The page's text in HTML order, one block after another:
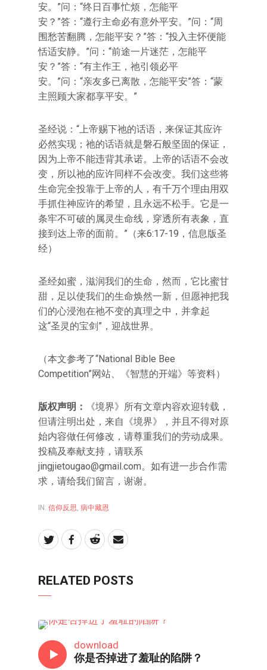
安。”问：“终日百事忙烦，怎能平
安？”答：“遵行主命必有意外平安。”问：“周
围愁苦翻腾，怎能平安？”答：“投入主怀便能
恬适安静。”问：“前途一片迷茫，怎能平
安？”答：“有主作王，祂引领必平
安。”问：“亲友多已离散，怎能平安”答：“蒙
主照顾大家都享平安。”
圣经说：“上帝赐下祂的话语，来保证其应许
必然实现；祂的话语就是磐石般坚固的保证，
因为上帝不能违背其承诺。上帝的话语不会改
变，所以祂的应许同样不会改变。我们这些将
生命完全投靠于上帝的人，有千万个理由用双
手抓住神应许的希望，且永远不松手。它是一
条牢不可破的属灵生命线，穿透所有表象，直
接到达上帝的面前。”（来6:17-19，信息版圣
经）
圣经如蜜，滋润我们的生命，然而，它比蜜甘
甜，足以使我们的生命焕然一新，但愿神把我
们的心浸泡在祂不变的真理之中，并拿起
这“圣灵的宝剑”，迎战世界。
（本文参考了“National Bible Bee
Competition”网站、《智慧的开端》等资料）
版权声明：
《境界》所有文章内容欢迎转载，
但请注明出处，来自《境界》，并且不得对原
始内容做任何修改，请尊重我们的劳动成果。
投稿及奉献支持，请联系
jingjietougao@gmail.com。如有进一步合作需
求，请给我们留言，谢谢。
IN: 信仰反思 病中藏恩
RELATED POSTS
download
你是否掉进了羞耻的陷阱？